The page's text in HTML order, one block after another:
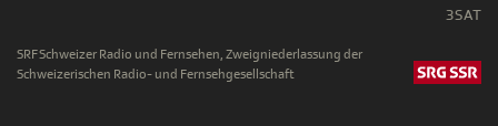
3SAT
SRF Schweizer Radio und Fernsehen, Zweigniederlassung der
Schweizerischen Radio- und Fernsehgesellschaft